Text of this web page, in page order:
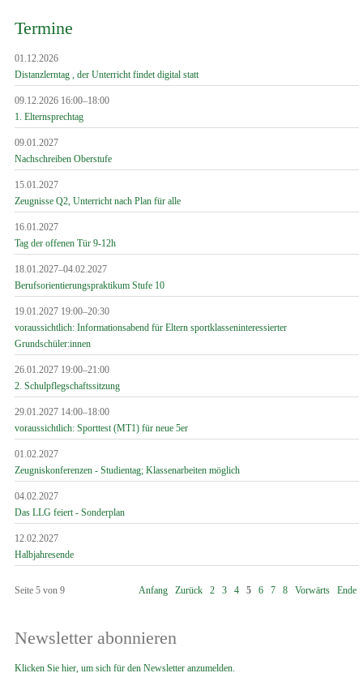
Termine
01.12.2026
Distanzlerntag , der Unterricht findet digital statt
09.12.2026 16:00–18:00
1. Elternsprechtag
09.01.2027
Nachschreiben Oberstufe
15.01.2027
Zeugnisse Q2, Unterricht nach Plan für alle
16.01.2027
Tag der offenen Tür 9-12h
18.01.2027–04.02.2027
Berufsorientierungspraktikum Stufe 10
19.01.2027 19:00–20:30
voraussichtlich: Informationsabend für Eltern sportklasseninteressierter
Grundschüler:innen
26.01.2027 19:00–21:00
2. Schulpflegschaftssitzung
29.01.2027 14:00–18:00
voraussichtlich: Sporttest (MT1) für neue 5er
01.02.2027
Zeugniskonferenzen - Studientag; Klassenarbeiten möglich
04.02.2027
Das LLG feiert - Sonderplan
12.02.2027
Halbjahresende
Seite 5 von 9 Anfang Zurück 2 3 4 5 6 7 8 Vorwärts Ende
Newsletter abonnieren
Klicken Sie hier, um sich für den Newsletter anzumelden.